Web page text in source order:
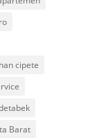
cipete
Barat